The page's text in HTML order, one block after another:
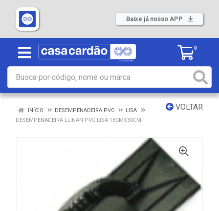
Baixe já nosso APP
0
VOLTAR
INÍCIO DESEMPENADEIRA PVC
LISA
DESEMPENADEIRA LLINAN PVC LISA 18CMX30CM